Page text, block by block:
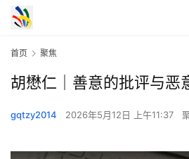
首页 聚焦
胡懋仁｜善意的批评与恶
gqtzy2014 2026年5月12日 上午11:37